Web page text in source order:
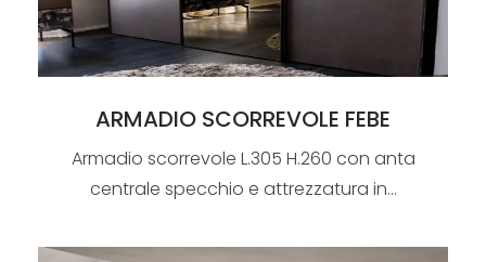
ARMADIO SCORREVOLE FEBE
Armadio scorrevole L.305 H.260 con anta
centrale specchio e attrezzatura in...